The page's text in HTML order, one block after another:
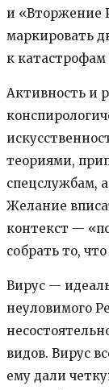
и «Вторжение
маркировать
к
Активность и
теориями,
спецслужбам,
Желание
контекст —
собрать то,
Вирус —
неуловимого
видов. Вирус
ему дали